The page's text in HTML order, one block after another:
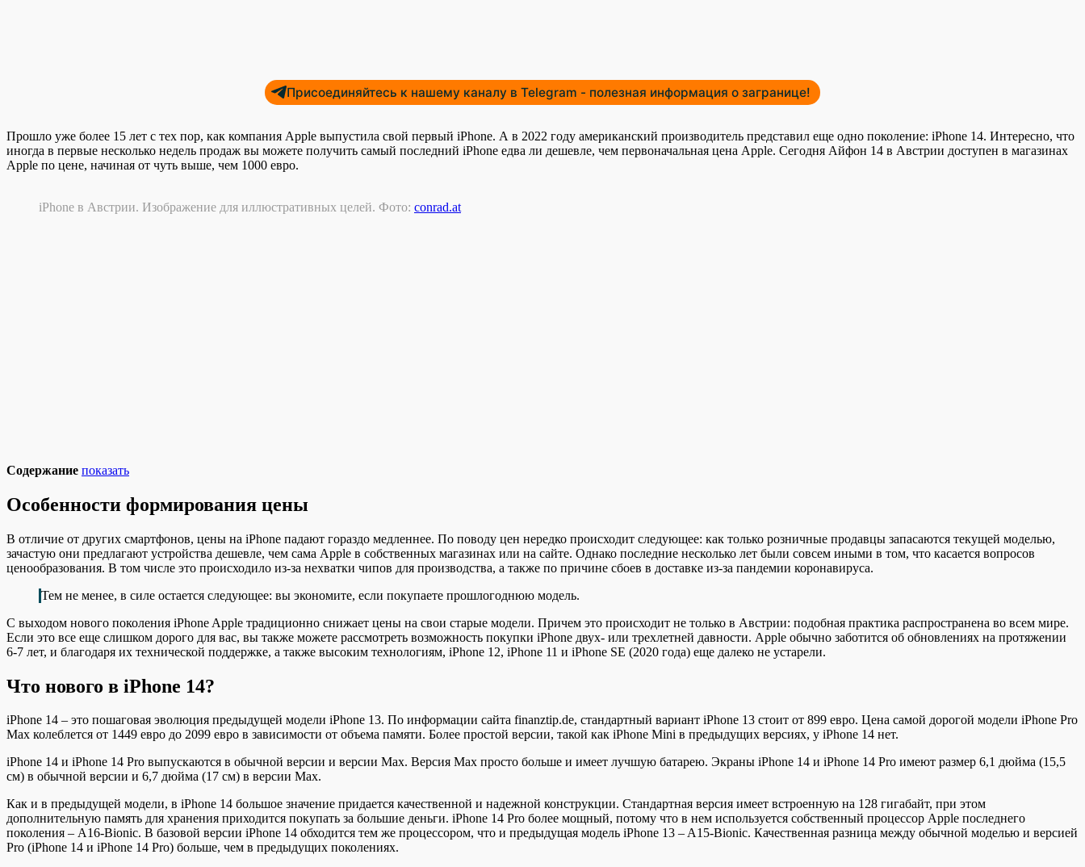
Присоединяйтесь к нашему каналу в Telegram - полезная информация о загранице!
Прошло уже более 15 лет с тех пор, как компания Apple выпустила свой первый iPhone. А в 2022 году американский производитель представил еще одно поколение: iPhone 14. Интересно, что
иногда в первые несколько недель продаж вы можете получить самый последний iPhone едва ли дешевле, чем первоначальная цена Apple. Сегодня Айфон 14 в Австрии доступен в магазинах
Apple по цене, начиная от чуть выше, чем 1000 евро.
iPhone в Австрии. Изображение для иллюстративных целей. Фото: conrad.at
Содержание показать
Особенности формирования цены
В отличие от других смартфонов, цены на iPhone падают гораздо медленнее. По поводу цен нередко происходит следующее: как только розничные продавцы запасаются текущей моделью,
зачастую они предлагают устройства дешевле, чем сама Apple в собственных магазинах или на сайте. Однако последние несколько лет были совсем иными в том, что касается вопросов
ценообразования. В том числе это происходило из-за нехватки чипов для производства, а также по причине сбоев в доставке из-за пандемии коронавируса.
Тем не менее, в силе остается следующее: вы экономите, если покупаете прошлогоднюю модель.
С выходом нового поколения iPhone Apple традиционно снижает цены на свои старые модели. Причем это происходит не только в Австрии: подобная практика распространена во всем мире.
Если это все еще слишком дорого для вас, вы также можете рассмотреть возможность покупки iPhone двух- или трехлетней давности. Apple обычно заботится об обновлениях на протяжении
6-7 лет, и благодаря их технической поддержке, а также высоким технологиям, iPhone 12, iPhone 11 и iPhone SE (2020 года) еще далеко не устарели.
Что нового в iPhone 14?
iPhone 14 – это пошаговая эволюция предыдущей модели iPhone 13. По информации сайта finanztip.de, стандартный вариант iPhone 13 стоит от 899 евро. Цена самой дорогой модели iPhone Pro
Max колеблется от 1449 евро до 2099 евро в зависимости от объема памяти. Более простой версии, такой как iPhone Mini в предыдущих версиях, у iPhone 14 нет.
iPhone 14 и iPhone 14 Pro выпускаются в обычной версии и версии Max. Версия Max просто больше и имеет лучшую батарею. Экраны iPhone 14 и iPhone 14 Pro имеют размер 6,1 дюйма (15,5
см) в обычной версии и 6,7 дюйма (17 см) в версии Max.
Как и в предыдущей модели, в iPhone 14 большое значение придается качественной и надежной конструкции. Стандартная версия имеет встроенную на 128 гигабайт, при этом
дополнительную память для хранения приходится покупать за большие деньги. iPhone 14 Pro более мощный, потому что в нем используется собственный процессор Apple последнего
поколения – A16-Bionic. В базовой версии iPhone 14 обходится тем же процессором, что и предыдущая модель iPhone 13 – A15-Bionic. Качественная разница между обычной моделью и версией
Pro (iPhone 14 и iPhone 14 Pro) больше, чем в предыдущих поколениях.